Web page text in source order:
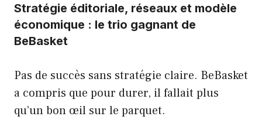
Stratégie éditoriale, réseaux et modèle
économique : le trio gagnant de
BeBasket
Pas de succès sans stratégie claire. BeBasket
a compris que pour durer, il fallait plus
qu’un bon œil sur le parquet.